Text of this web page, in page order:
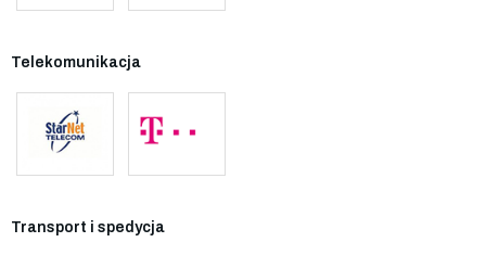
Telekomunikacja
Transport i spedycja